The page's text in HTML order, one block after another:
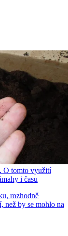
O tomto využití
i času
rozhodně
než by se mohlo na